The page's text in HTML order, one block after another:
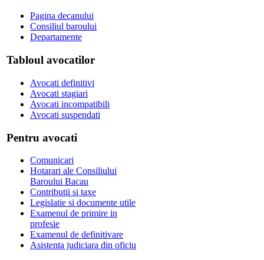
Pagina decanului
Consiliul baroului
Departamente
Tabloul avocatilor
Avocati definitivi
Avocati stagiari
Avocati incompatibili
Avocati suspendati
Pentru avocati
Comunicari
Hotarari ale Consiliului
Baroului Bacau
Contributii si taxe
Legislatie si documente utile
Examenul de primire in
profesie
Examenul de definitivare
Asistenta judiciara din oficiu